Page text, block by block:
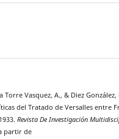
Torre Vasquez, A., & Diez González,
del Tratado de Versalles entre
Revista De Investigación
partir de